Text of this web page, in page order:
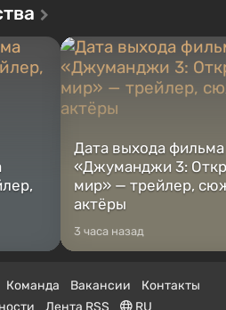
Дата выхода фильма
«Джуманджи 3:
мир» — трейлер,
актёры
3 часа назад
Команда Вакансии
Контакты
Лента RSS RU